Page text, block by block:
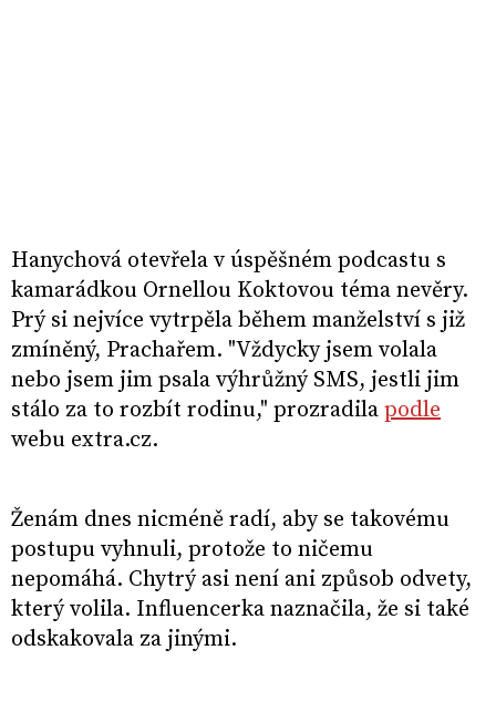
Hanychová otevřela v úspěšném podcastu s
kamarádkou Ornellou Koktovou téma nevěry.
Prý si nejvíce vytrpěla během manželství s již
zmíněný, Prachařem. "Vždycky jsem volala
nebo jsem jim psala výhrůžný SMS, jestli jim
stálo za to rozbít rodinu," prozradila podle
webu extra.cz.
Ženám dnes nicméně radí, aby se takovému
postupu vyhnuli, protože to ničemu
nepomáhá. Chytrý asi není ani způsob odvety,
který volila. Influencerka naznačila, že si také
odskakovala za jinými.